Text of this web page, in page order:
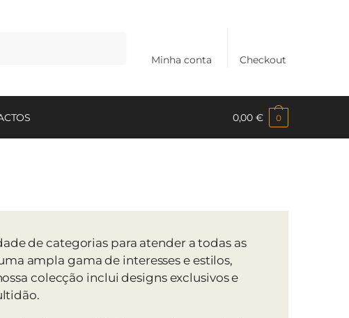
Minha conta Checkout
0,00 € 0
de categorias para atender a todas as
ampla gama de interesses e estilos,
colecção inclui designs exclusivos e